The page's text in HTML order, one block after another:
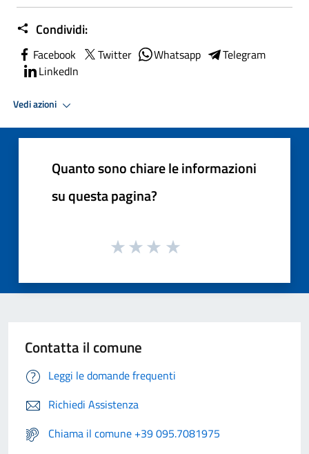
Condividi:
Facebook Twitter Whatsapp
Telegram
LinkedIn
Vedi azioni
Quanto sono chiare le informazioni
su questa pagina?
Contatta il comune
Leggi le domande frequenti
Richiedi Assistenza
Chiama il comune +39 095.7081975